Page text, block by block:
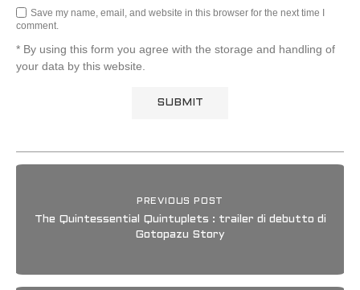
Save my name, email, and website in this browser for the next time I
comment.
* By using this form you agree with the storage and handling of
your data by this website.
PREVIOUS POST
The Quintessential Quintuplets : trailer di debutto di
Gotopazu Story